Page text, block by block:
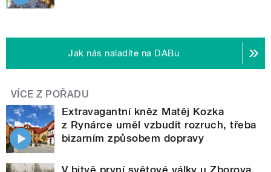
Jak nás naladíte na DABu
VÍCE Z POŘADU
Extravagantní kněz Matěj Kozka
z Rynárce uměl vzbudit rozruch, třeba
bizarním způsobem dopravy
V bitvě první světové války u Zborova